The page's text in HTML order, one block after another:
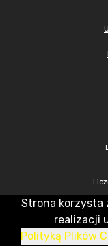
CMS & Hosting: Nefeni Sp. z
Strona korzysta
realizacji
Polityką Plików